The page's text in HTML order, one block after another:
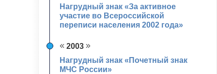
Нагрудный знак «За активное
участие во Всероссийской
переписи населения 2002 года»
2003
Нагрудный знак «Почетный знак
МЧС России»